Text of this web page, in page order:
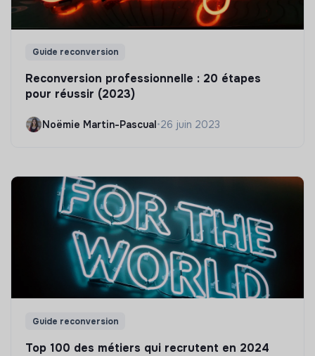
Guide reconversion
Reconversion professionnelle : 20 étapes
pour réussir (2023)
Noëmie Martin-Pascual•26 juin 2023
Guide reconversion
Top 100 des métiers qui recrutent en 2024